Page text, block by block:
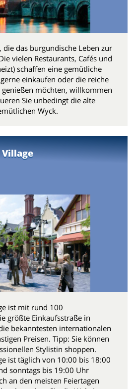
die das burgundische Leben zur
vielen Restaurants, Cafés und
schaffen eine gemütliche
einkaufen oder die reiche
genießen möchten, willkommen
Sie unbedingt die alte
Wyck.
ist mit rund 100
größte Einkaufsstraße in
bekanntesten internationalen
Preisen. Tipp: Sie können
Stylistin shoppen.
ist täglich von 10:00 bis 18:00
sonntags bis 19:00 Uhr
an den meisten Feiertagen